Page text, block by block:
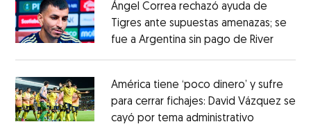
Ángel Correa rechazó ayuda de
Tigres ante supuestas amenazas; se
fue a Argentina sin pago de RiverOpens
América tiene ‘poco dinero’ y sufre
para cerrar fichajes: David Vázquez se
cayó por tema administrativo